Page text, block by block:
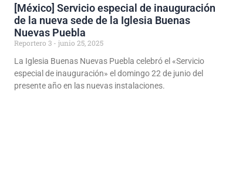
[México] Servicio especial de inauguración
de la nueva sede de la Iglesia Buenas
Nuevas Puebla
Reportero 3
junio 25, 2025
La Iglesia Buenas Nuevas Puebla celebró el «Servicio
especial de inauguración» el domingo 22 de junio del
presente año en las nuevas instalaciones.